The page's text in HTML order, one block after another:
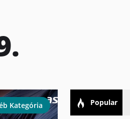
Kategória Popular